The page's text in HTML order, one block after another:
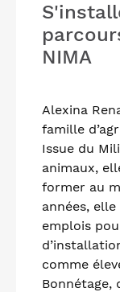
NIMA
Alexina
famille
Issue du
animaux,
former au
années,
emplois
comme
Bonnétage,